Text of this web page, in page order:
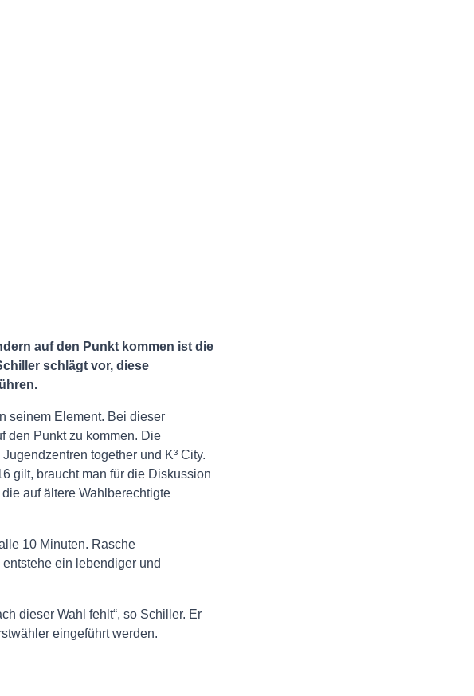
auf den Punkt kommen ist die
schlägt vor, diese
seinem Element. Bei dieser
den Punkt zu kommen. Die
together und K³ City.
gilt, braucht man für die Diskussion
auf ältere Wahlberechtigte
10 Minuten. Rasche
ein lebendiger und
dieser Wahl fehlt“, so Schiller. Er
eingeführt werden.